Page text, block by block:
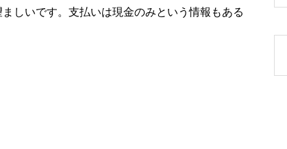
しいです。支払いは現金のみという情報もある